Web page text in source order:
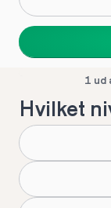
1 ud
Hvilket